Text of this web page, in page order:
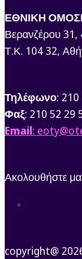
ΕΘΝΙΚΗ
Βερανζέρου
Τ.Κ. 104 32,
Τηλέφωνο:
Φαξ: 210 52 29
Email:
Ακολουθήστε
copyright@